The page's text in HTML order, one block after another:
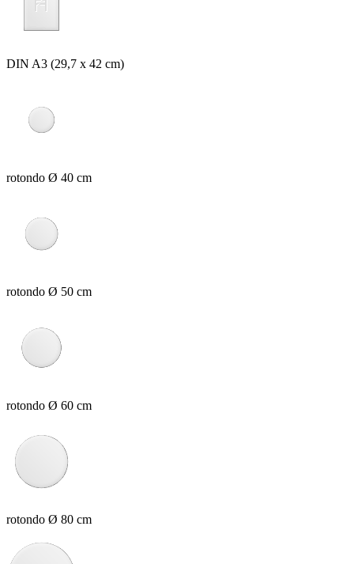
DIN A3 (29,7 x 42 cm)
rotondo Ø 40 cm
rotondo Ø 50 cm
rotondo Ø 60 cm
rotondo Ø 80 cm